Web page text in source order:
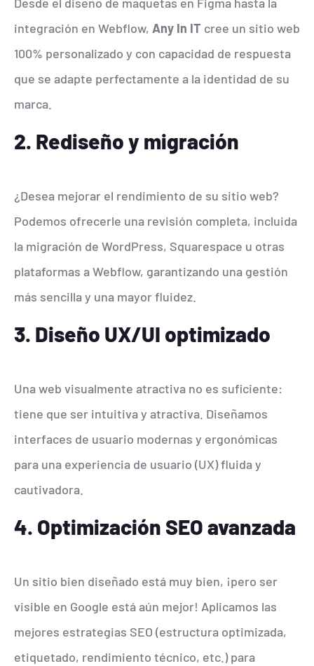
integración en Webflow, Any In IT cree un sitio web
100% personalizado y con capacidad de respuesta
que se adapte perfectamente a la identidad de su
marca.
2. Rediseño y migración
¿Desea mejorar el rendimiento de su sitio web?
Podemos ofrecerle una revisión completa, incluida
la migración de WordPress, Squarespace u otras
plataformas a Webflow, garantizando una gestión
más sencilla y una mayor fluidez.
3. Diseño UX/UI optimizado
Una web visualmente atractiva no es suficiente:
tiene que ser intuitiva y atractiva. Diseñamos
interfaces de usuario modernas y ergonómicas
para una experiencia de usuario (UX) fluida y
cautivadora.
4. Optimización SEO avanzada
Un sitio bien diseñado está muy bien, ¡pero ser
visible en Google está aún mejor! Aplicamos las
mejores estrategias SEO (estructura optimizada,
etiquetado, rendimiento técnico, etc.) para